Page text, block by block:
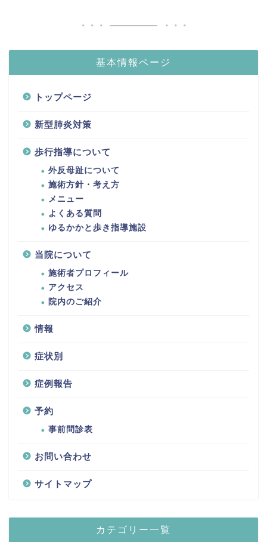
基本情報ページ
トップページ
新型肺炎対策
歩行指導について
外反母趾について
施術方針・考え方
メニュー
よくある質問
ゆるかかと歩き指導施設
当院について
施術者プロフィール
アクセス
院内のご紹介
情報
症状別
症例報告
予約
事前問診表
お問い合わせ
サイトマップ
カテゴリー一覧